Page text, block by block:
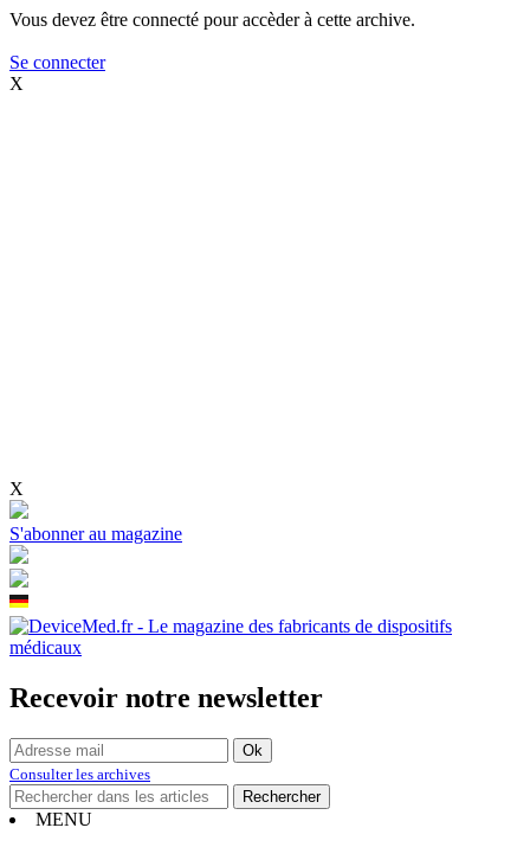
Vous devez être connecté pour accèder à cette archive.
Se connecter
X
X
S'abonner au magazine
Recevoir notre newsletter
Consulter les archives
MENU